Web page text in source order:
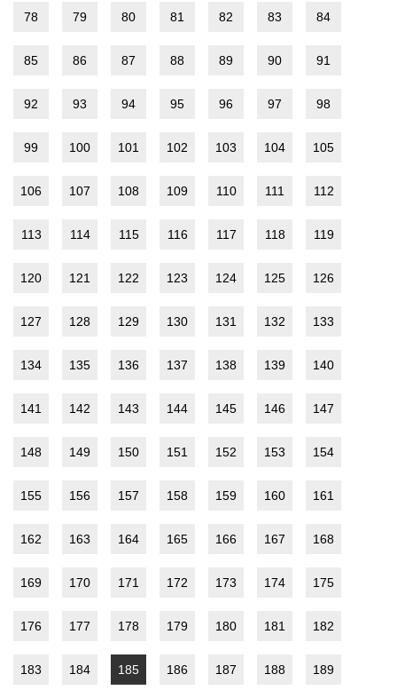
78 79 80 81 82 83 84
85 86 87 88 89 90 91
92 93 94 95 96 97 98
99 100 101 102 103 104 105
106 107 108 109 110 111 112
113 114 115 116 117 118 119
120 121 122 123 124 125 126
127 128 129 130 131 132 133
134 135 136 137 138 139 140
141 142 143 144 145 146 147
148 149 150 151 152 153 154
155 156 157 158 159 160 161
162 163 164 165 166 167 168
169 170 171 172 173 174 175
176 177 178 179 180 181 182
183 184 185 186 187 188 189